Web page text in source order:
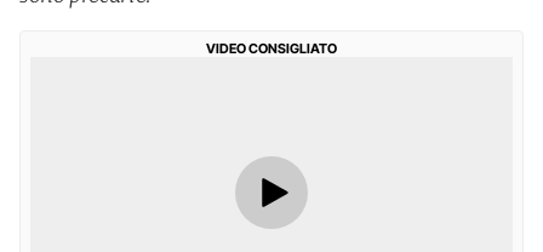
VIDEO CONSIGLIATO